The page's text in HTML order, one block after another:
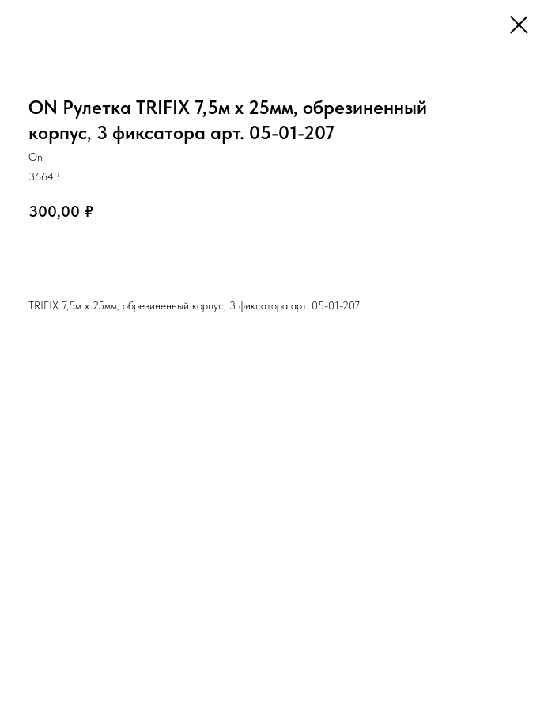
ON Рулетка TRIFIX 7,5м х 25мм, обрезиненный
корпус, 3 фиксатора арт. 05-01-207
On
36643
300,00 ₽
TRIFIX 7,5м х 25мм, обрезиненный корпус, 3 фиксатора арт. 05-01-207